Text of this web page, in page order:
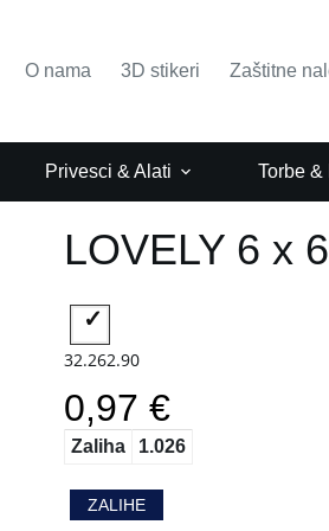
O nama
3D stikeri Zaštitne
Privesci & Alati Torbe &
LOVELY 6 x 6
32.262.90
0,97 €
Zaliha 1.026
ZALIHE